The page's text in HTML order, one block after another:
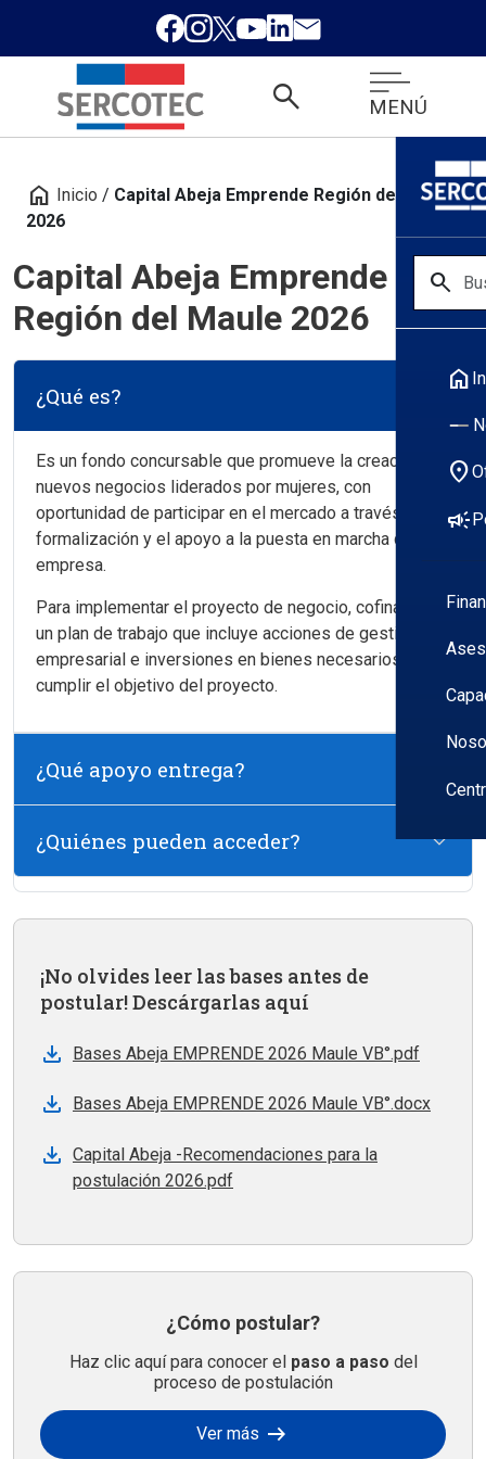
search MENÚ
search
home
location_on
campaign
home Inicio / Capital Abeja Emprende Región del Maule
2026
Capital Abeja Emprende
Región del Maule 2026
¿Qué es?
Es un fondo concursable que promueve la creación de
nuevos negocios liderados por mujeres, con
oportunidad de participar en el mercado a través de su
formalización y el apoyo a la puesta en marcha de la
empresa.
Para implementar el proyecto de negocio, cofinancia
un plan de trabajo que incluye acciones de gestión
empresarial e inversiones en bienes necesarios para
cumplir el objetivo del proyecto.
¿Qué apoyo entrega?
¿Quiénes pueden acceder?
¡No olvides leer las bases antes de
postular! Descárgarlas aquí
Bases Abeja EMPRENDE 2026 Maule VB°.pdf
Bases Abeja EMPRENDE 2026 Maule VB°.docx
Capital Abeja -Recomendaciones para la
postulación 2026.pdf
¿Cómo postular?
Haz clic aquí para conocer el paso a paso del
proceso de postulación
Ver más arrow_right_alt